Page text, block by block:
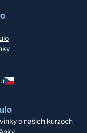
o našich kurzoch